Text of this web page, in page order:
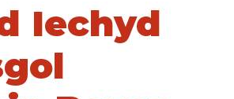
Iechyd